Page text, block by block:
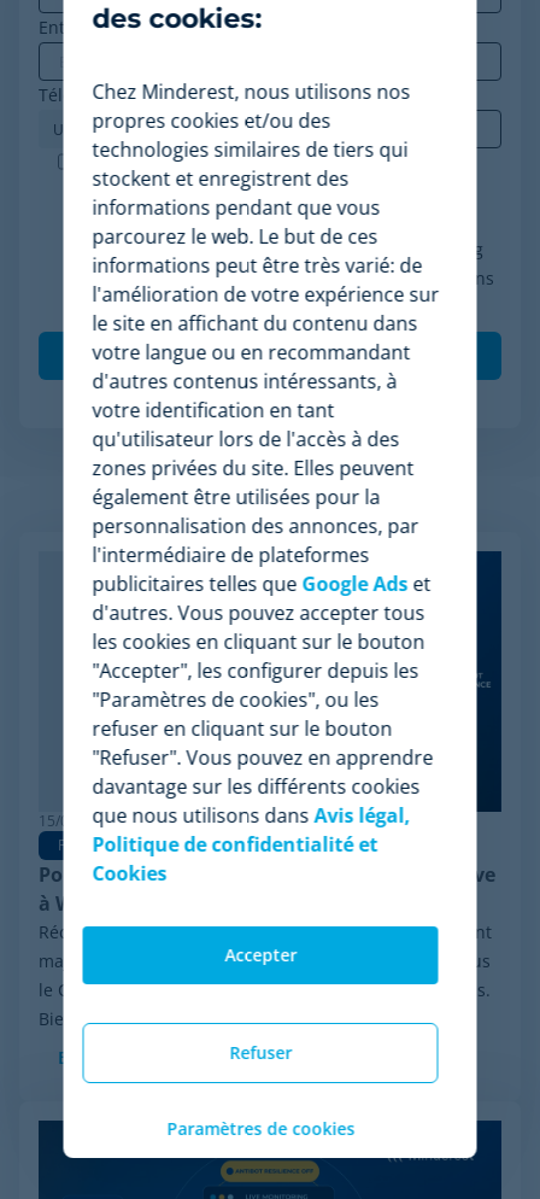
Entreprise*
Téléphone*
Minderest est une entreprise certifiée ISO-27001.
J'accepte le traitement de mes données
conformément à la politique de confidentialité, je
consens à recevoir des communications marketing
de Minderest et je comprends que mes interactions
(ouvertures et clics) seront mesurées pour per
Articles apparentés
15/06/2026
Pricing Software
Pourquoi Minderest est la meilleure alternative
à Wiser en pricing intelligence
Récemment, le secteur a été marqué par un événement
majeur : la procédure de réorganisation financière sous
le Chapter 11 initiée par Wiser Solutions aux États-Unis.
Bien que cette mesure n'implique...
En savoir plus
des cookies:
Chez Minderest, nous utilisons nos
propres cookies et/ou des
technologies similaires de tiers qui
stockent et enregistrent des
informations pendant que vous
parcourez le web. Le but de ces
informations peut être très varié: de
l'amélioration de votre expérience sur
le site en affichant du contenu dans
votre langue ou en recommandant
d'autres contenus intéressants, à
votre identification en tant
qu'utilisateur lors de l'accès à des
zones privées du site. Elles peuvent
également être utilisées pour la
personnalisation des annonces, par
l'intermédiaire de plateformes
publicitaires telles que Google Adset
d'autres. Vous pouvez accepter tous
les cookies en cliquant sur le bouton
"Accepter", les configurer depuis les
"Paramètres de cookies", ou les
refuser en cliquant sur le bouton
"Refuser". Vous pouvez en apprendre
davantage sur les différents cookies
que nous utilisons dansAvis légal,
Politique de confidentialité et
Cookies
Refuser
Accepter
Paramètres de cookies